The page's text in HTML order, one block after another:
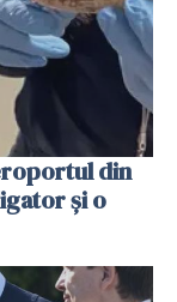
din
și o